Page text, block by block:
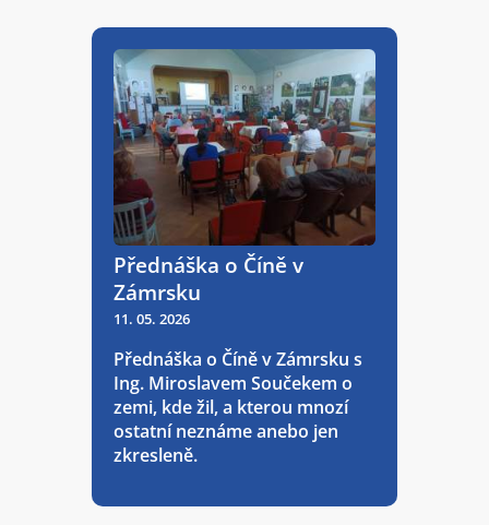
Přednáška o Číně v
Zámrsku
11. 05. 2026
Přednáška o Číně v Zámrsku s
Ing. Miroslavem Součekem o
zemi, kde žil, a kterou mnozí
ostatní neznáme anebo jen
zkresleně.